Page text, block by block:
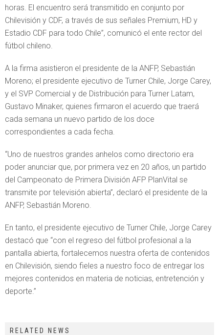
horas. El encuentro será transmitido en conjunto por
Chilevisión y CDF, a través de sus señales Premium, HD y
Estadio CDF para todo Chile”, comunicó el ente rector del
fútbol chileno.
A la firma asistieron el presidente de la ANFP, Sebastián
Moreno; el presidente ejecutivo de Turner Chile, Jorge Carey,
y el SVP Comercial y de Distribución para Turner Latam,
Gustavo Minaker, quienes firmaron el acuerdo que traerá
cada semana un nuevo partido de los doce
correspondientes a cada fecha.
“Uno de nuestros grandes anhelos como directorio era
poder anunciar que, por primera vez en 20 años, un partido
del Campeonato de Primera División AFP PlanVital se
transmite por televisión abierta”, declaró el presidente de la
ANFP, Sebastián Moreno.
En tanto, el presidente ejecutivo de Turner Chile, Jorge Carey
destacó que “con el regreso del fútbol profesional a la
pantalla abierta, fortalecemos nuestra oferta de contenidos
en Chilevisión, siendo fieles a nuestro foco de entregar los
mejores contenidos en materia de noticias, entretención y
deporte.”
RELATED NEWS